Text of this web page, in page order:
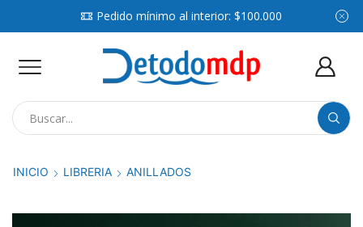
Pedido mínimo al interior: $100.000
INICIO LIBRERIA ANILLADOS